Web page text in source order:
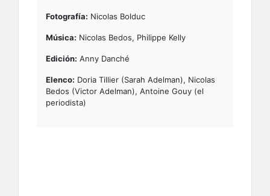
Fotografía: Nicolas Bolduc
Música: Nicolas Bedos, Philippe Kelly
Edición: Anny Danché
Elenco: Doria Tillier (Sarah Adelman), Nicolas
Bedos (Victor Adelman), Antoine Gouy (el
periodista)